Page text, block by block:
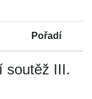
Pořadí
soutěž III.